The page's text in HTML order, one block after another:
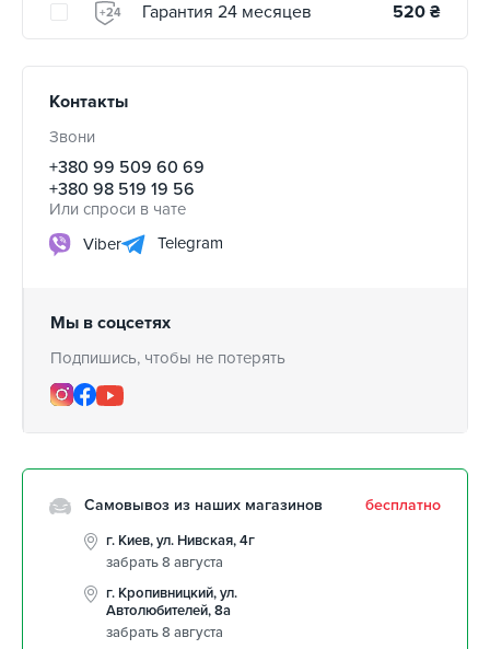
+24 Гарантия 24 месяцев 520 ₴
Контакты
Звони
+380 99 509 60 69
+380 98 519 19 56
Или спроси в чате
Viber
Telegram
Мы в соцсетях
Подпишись, чтобы не потерять
Самовывоз из наших магазинов бесплатно
г. Киев, ул. Нивская, 4г
забрать 8 августа
г. Кропивницкий, ул.
Автолюбителей, 8а
забрать 8 августа